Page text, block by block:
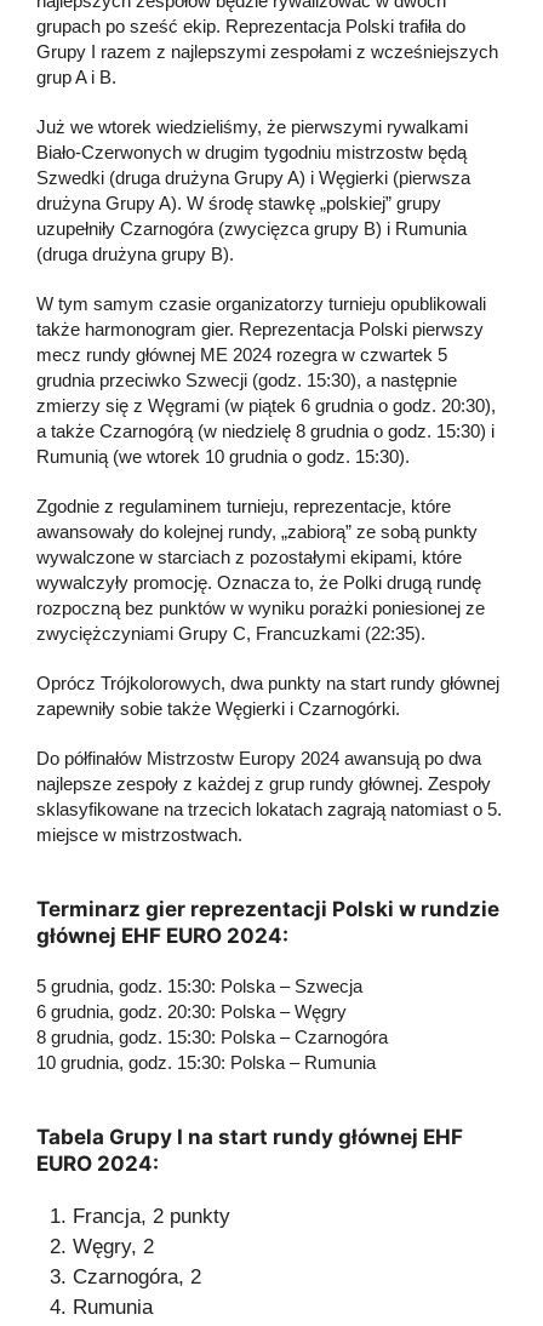
grupach po sześć ekip. Reprezentacja Polski trafiła do
Grupy I razem z najlepszymi zespołami z wcześniejszych
grup A i B.
Już we wtorek wiedzieliśmy, że pierwszymi rywalkami
Biało-Czerwonych w drugim tygodniu mistrzostw będą
Szwedki (druga drużyna Grupy A) i Węgierki (pierwsza
drużyna Grupy A). W środę stawkę „polskiej” grupy
uzupełniły Czarnogóra (zwycięzca grupy B) i Rumunia
(druga drużyna grupy B).
W tym samym czasie organizatorzy turnieju opublikowali
także harmonogram gier. Reprezentacja Polski pierwszy
mecz rundy głównej ME 2024 rozegra w czwartek 5
grudnia przeciwko Szwecji (godz. 15:30), a następnie
zmierzy się z Węgrami (w piątek 6 grudnia o godz. 20:30),
a także Czarnogórą (w niedzielę 8 grudnia o godz. 15:30) i
Rumunią (we wtorek 10 grudnia o godz. 15:30).
Zgodnie z regulaminem turnieju, reprezentacje, które
awansowały do kolejnej rundy, „zabiorą” ze sobą punkty
wywalczone w starciach z pozostałymi ekipami, które
wywalczyły promocję. Oznacza to, że Polki drugą rundę
rozpoczną bez punktów w wyniku porażki poniesionej ze
zwyciężczyniami Grupy C, Francuzkami (22:35).
Oprócz Trójkolorowych, dwa punkty na start rundy głównej
zapewniły sobie także Węgierki i Czarnogórki.
Do półfinałów Mistrzostw Europy 2024 awansują po dwa
najlepsze zespoły z każdej z grup rundy głównej. Zespoły
sklasyfikowane na trzecich lokatach zagrają natomiast o 5.
miejsce w mistrzostwach.
Terminarz gier reprezentacji Polski w rundzie
głównej EHF EURO 2024:
5 grudnia, godz. 15:30: Polska – Szwecja
6 grudnia, godz. 20:30: Polska – Węgry
8 grudnia, godz. 15:30: Polska – Czarnogóra
10 grudnia, godz. 15:30: Polska – Rumunia
Tabela Grupy I na start rundy głównej EHF
EURO 2024:
Francja, 2 punkty
Węgry, 2
Czarnogóra, 2
Rumunia